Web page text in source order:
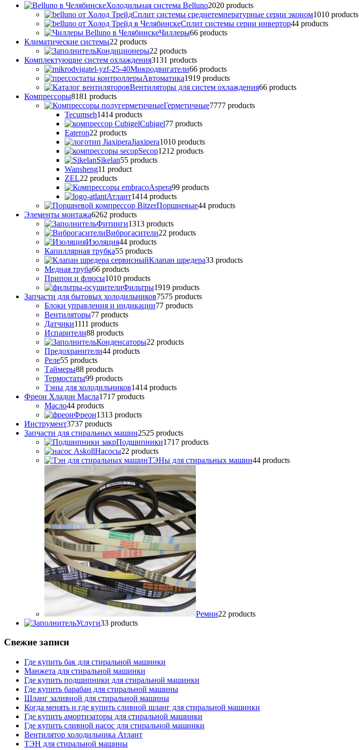
Холодильная система Belluno2020 products
Сплит системы среднетемпературные серии эконом1010 products
Сплит системы серии инвертор44 products
Чиллеры66 products
Климатические системы22 products
Кондиционеры22 products
Комплектующие систем охлаждения3131 products
Микродвигатели66 products
Автоматика1919 products
Вентиляторы для систем охлаждения66 products
Компрессоры8181 products
Герметичные7777 products
Tecumseh1414 products
Cubigel77 products
Eateron22 products
Jiaxipera1010 products
Secop1212 products
Sikelan55 products
Wansheng11 product
ZEL22 products
Аspera99 products
Атлант1414 products
Поршневые44 products
Элементы монтажа6262 products
Фитинги1313 products
Виброгасители22 products
Изоляция44 products
Капиллярная трубка55 products
Клапан шредера33 products
Медная труба66 products
Припои и флюсы1010 products
Фильтры1919 products
Запчасти для бытовых холодильников7575 products
Блоки управления и индикации77 products
Вентиляторы77 products
Датчики1111 products
Испарители88 products
Конденсаторы22 products
Предохранители44 products
Реле55 products
Таймеры88 products
Термостаты99 products
Тэны для холодильников1414 products
Фреон Хладон Масла1717 products
Масло44 products
Фреон1313 products
Инструмент3737 products
Запчасти для стиральных машин2525 products
Подшипники1717 products
Насосы22 products
ТЭНы для стиральных машин44 products
Ремни22 products
Услуги33 products
Свежие записи
Где купить бак для стиральной машинки
Манжета для стиральной машинки
Где купить подшипники для стиральной машинки
Где купить барабан для стиральной машины
Шланг заливной для стиральной машины
Когда менять и где купить сливной шланг для стиральной машинки
Где купить амортизаторы для стиральной машинки
Где купить сливной насос для стиральной машинки
Вентилятор холодильника Атлант
ТЭН для стиральной машины